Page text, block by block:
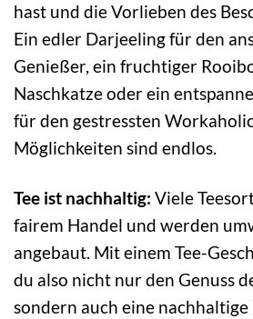
hast und die Vorlieben des
Ein edler Darjeeling für den
Genießer, ein fruchtiger
Naschkatze oder ein
für den gestressten
Möglichkeiten sind endlos.
Tee ist nachhaltig: Viele
fairem Handel und werden
angebaut. Mit einem Tee-
du also nicht nur den Genuss
sondern auch eine